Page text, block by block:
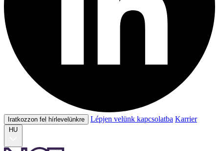
Iratkozzon fel hírlevelünkre Lépjen velünk kapcsolatba Karrier
HU